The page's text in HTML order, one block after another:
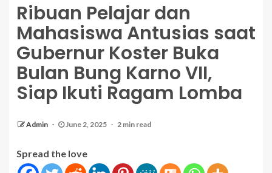
Ribuan Pelajar dan
Mahasiswa Antusias saat
Gubernur Koster Buka
Bulan Bung Karno VII,
Siap Ikuti Ragam Lomba
Admin June 2, 2025 2 min read
Spread the love